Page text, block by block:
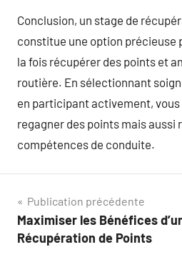
Conclusion, un stage de
constitue une option précieuse
la fois récupérer des points et
routière. En sélectionnant
en participant activement,
regagner des points mais aussi
compétences de conduite.
Navigation
de
Publication précédente
Maximiser les Bénéfices
Récupération de Points